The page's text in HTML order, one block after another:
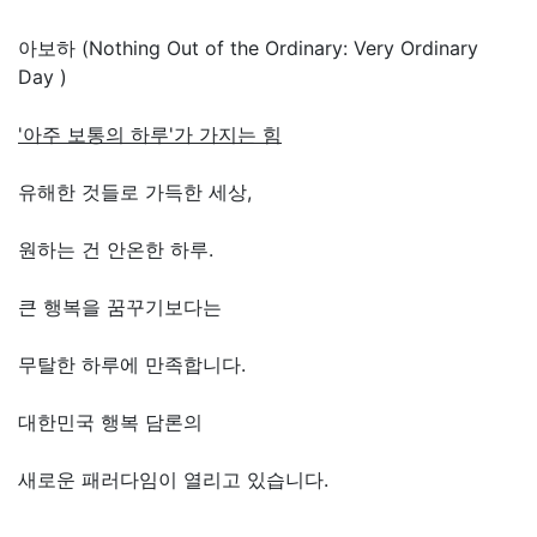
아보하 (Nothing Out of the Ordinary: Very Ordinary
Day )
'아주 보통의 하루'가 가지는 힘
유해한 것들로 가득한 세상,
원하는 건 안온한 하루.
큰 행복을 꿈꾸기보다는
무탈한 하루에 만족합니다.
대한민국 행복 담론의
새로운 패러다임이 열리고 있습니다.